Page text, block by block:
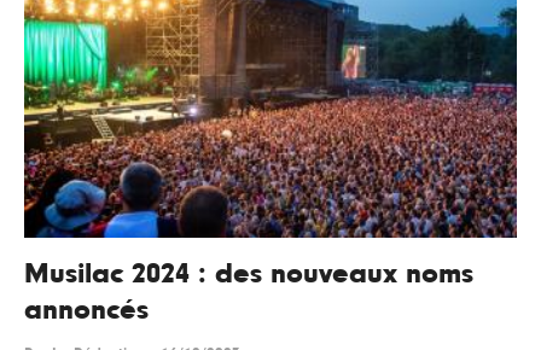
Musilac 2024 : des nouveaux noms
annoncés